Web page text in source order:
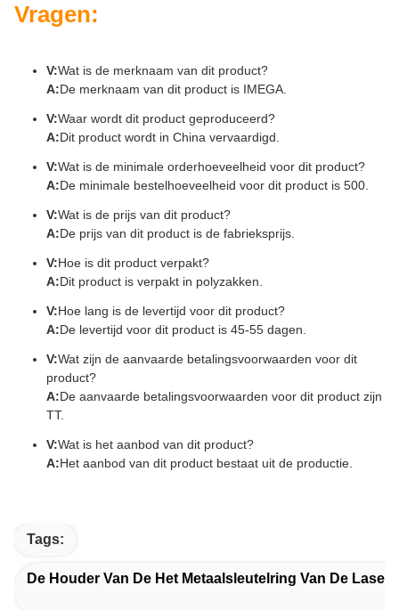
Vragen:
V:Wat is de merknaam van dit product?
A:De merknaam van dit product is IMEGA.
V:Waar wordt dit product geproduceerd?
A:Dit product wordt in China vervaardigd.
V:Wat is de minimale orderhoeveelheid voor dit product?
A:De minimale bestelhoeveelheid voor dit product is 500.
V:Wat is de prijs van dit product?
A:De prijs van dit product is de fabrieksprijs.
V:Hoe is dit product verpakt?
A:Dit product is verpakt in polyzakken.
V:Hoe lang is de levertijd voor dit product?
A:De levertijd voor dit product is 45-55 dagen.
V:Wat zijn de aanvaarde betalingsvoorwaarden voor dit
product?
A:De aanvaarde betalingsvoorwaarden voor dit product zijn
TT.
V:Wat is het aanbod van dit product?
A:Het aanbod van dit product bestaat uit de productie.
Tags:
De Houder Van De Het Metaalsleutelring Van De